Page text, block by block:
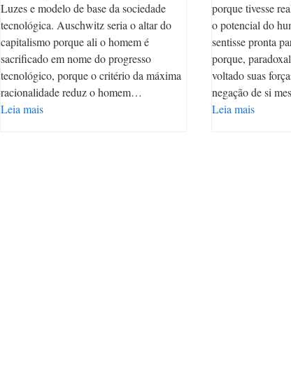
Luzes e modelo de base da sociedade
tecnológica. Auschwitz seria o altar do
capitalismo porque ali o homem é
sacrificado em nome do progresso
tecnológico, porque o critério da máxima
racionalidade reduz o homem…
Leia mais
porque tivesse
o potencial do
sentisse pronta
porque,
voltado suas
negação de si
Leia mais